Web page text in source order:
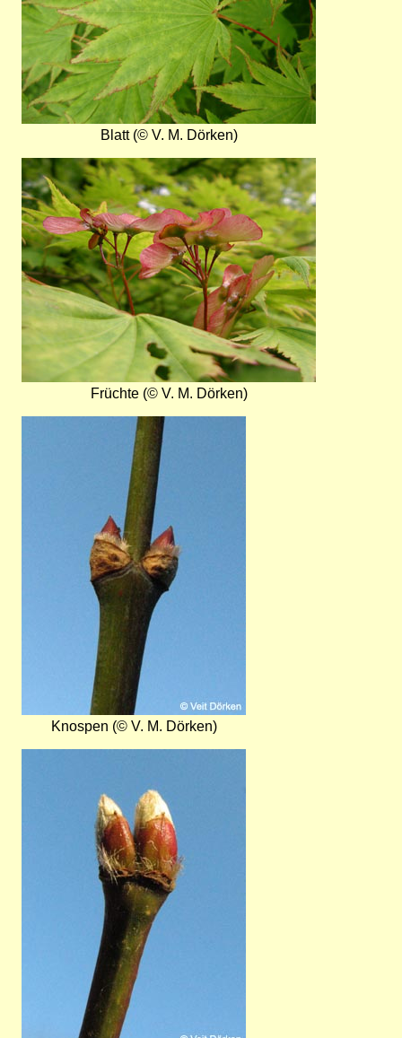
Blatt (© V. M. Dörken)
Bild
Früchte (© V. M. Dörken)
Knospen (© V. M. Dörken)